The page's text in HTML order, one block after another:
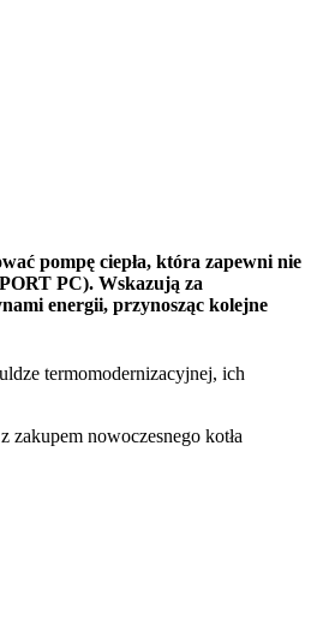
pompę ciepła, która zapewni nie
PC). Wskazują za
energii, przynosząc kolejne
termomodernizacyjnej, ich
nowoczesnego kotła